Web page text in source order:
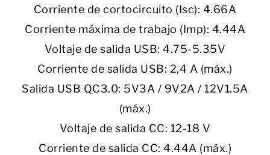
Corriente de cortocircuito (Isc): 4.66A
Corriente máxima de trabajo (Imp): 4.44A
Voltaje de salida USB: 4.75-5.35V
Corriente de salida USB: 2,4 A (máx.)
Salida USB QC3.0: 5V3A / 9V2A / 12V1.5A
(máx.)
Voltaje de salida CC: 12-18 V
Corriente de salida CC: 4.44A (máx.)